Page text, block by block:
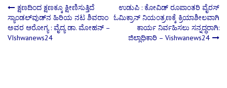
Post
navigation
ಕ್ಷಣದಿಂದ ಕ್ಷಣಕ್ಕೂ ಕ್ಷೀಣಿಸುತ್ತಿದೆ
ಸ್ಯಾಂಡಲ್‍ವುಡ್‍ನ ಹಿರಿಯ ನಟ ಶಿವರಾಂ
ಅವರ ಆರೋಗ್ಯ : ವೈದ್ಯ ಡಾ. ಮೋಹನ್ –
VIshwanews24
ಉಡುಪಿ : ಕೋವಿಡ್ ರೂಪಾಂತರಿ ವೈರಸ್
ಓಮಿಕ್ರಾನ್ ನಿಯಂತ್ರಣಕ್ಕೆ ಕ್ರಿಯಾಶೀಲವಾಗಿ
ಕಾರ್ಯ ನಿರ್ವಹಿಸಲು ಸನ್ನದ್ಧರಾಗಿ:
ಜಿಲ್ಲಾಧಿಕಾರಿ – Vishwanews24